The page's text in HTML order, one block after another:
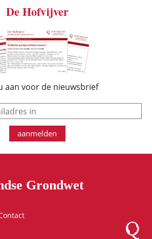
De Hofvijver
aan voor de nieuwsbrief
e-mail
aanmelden
Grondwet
Logo